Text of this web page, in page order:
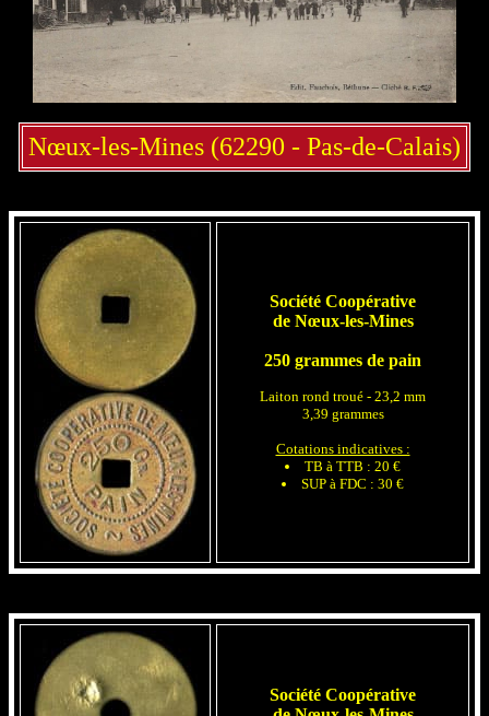
Nœux-les-Mines (62290 - Pas-de-Calais)
Société Coopérative
de Nœux-les-Mines
250 grammes de pain
Laiton rond troué - 23,2 mm
3,39 grammes
Cotations indicatives :
TB à TTB : 20 €
SUP à FDC : 30 €
Société Coopérative